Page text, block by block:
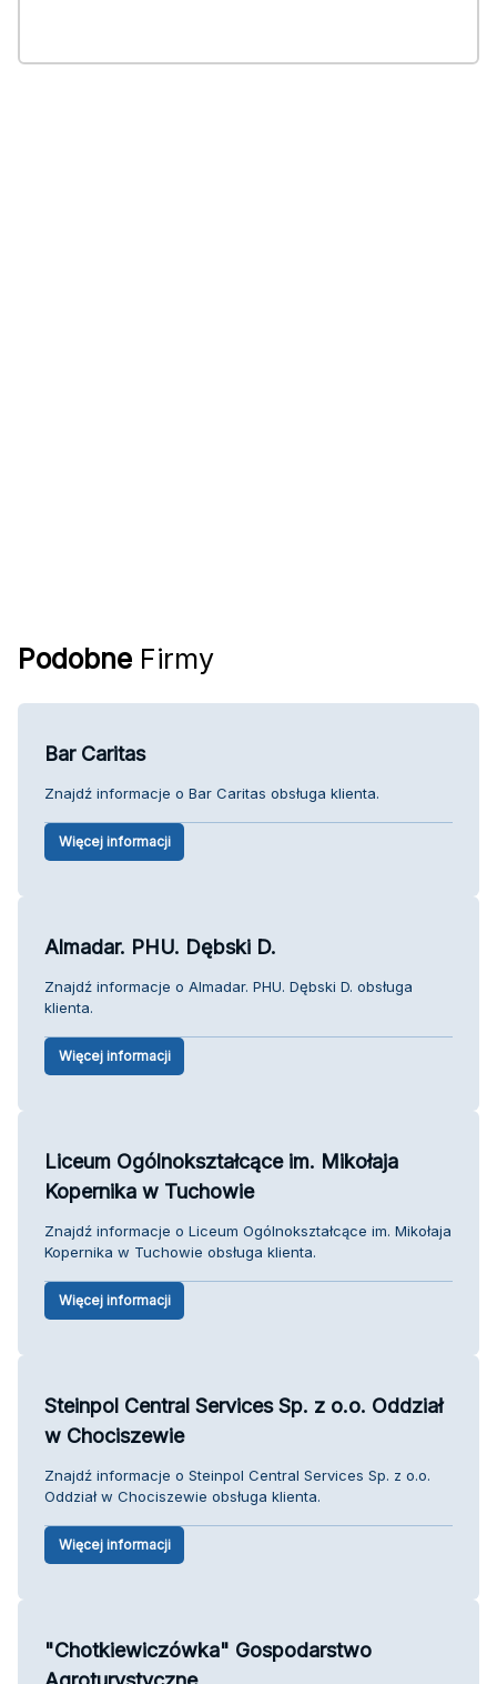
Podobne Firmy
Bar Caritas
Znajdź informacje o Bar Caritas obsługa klienta.
Więcej informacji
Almadar. PHU. Dębski D.
Znajdź informacje o Almadar. PHU. Dębski D. obsługa
klienta.
Więcej informacji
Liceum Ogólnokształcące im. Mikołaja
Kopernika w Tuchowie
Znajdź informacje o Liceum Ogólnokształcące im. Mikołaja
Kopernika w Tuchowie obsługa klienta.
Więcej informacji
Steinpol Central Services Sp. z o.o. Oddział
w Chociszewie
Znajdź informacje o Steinpol Central Services Sp. z o.o.
Oddział w Chociszewie obsługa klienta.
Więcej informacji
"Chotkiewiczówka" Gospodarstwo